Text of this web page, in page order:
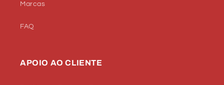
Marcas
FAQ
APOIO AO CLIENTE